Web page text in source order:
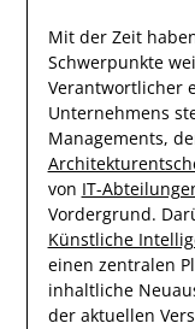
Mit der Zeit
Schwerpunkte
Verantwortlicher
Unternehmens
Managements,
von IT-
Vordergrund.
Künstliche
einen zentralen
inhaltliche
der aktuellen